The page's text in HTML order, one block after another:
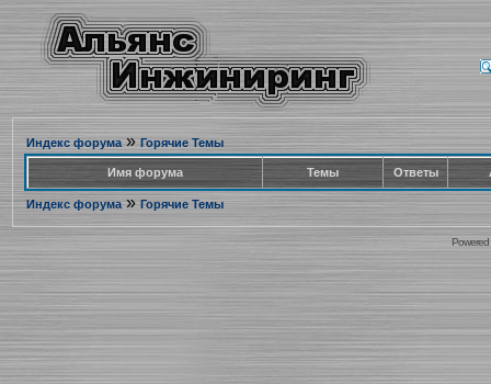
Индекс форума» Горячие Темы
Имя форума Темы Ответы
Индекс форума» Горячие Темы